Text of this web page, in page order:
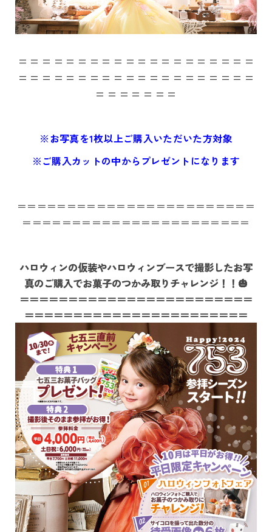
= = = = = = = = = = = = = = = = = = = =
= = = = = = = = = = = = = = = = = = = =
= = = = = = =
※お写真を1枚以上ご購入いただいた方対象
※ご購入カットの中からプレゼントになります
＝＝＝＝＝＝＝＝＝＝＝＝＝＝＝＝＝＝＝＝＝＝＝＝
＝＝＝＝＝＝＝＝＝＝＝＝＝＝＝＝＝＝＝＝＝＝＝
ハロウィンの仮装やハロウィンブースで撮影したお写
真のご購入でお菓子のつかみ取りチャレンジ！！🎃
＝＝＝＝＝＝＝＝＝＝＝＝＝＝＝＝＝＝＝＝＝＝＝＝
＝＝＝＝＝＝＝＝＝＝＝＝＝＝＝＝＝＝＝＝＝＝＝